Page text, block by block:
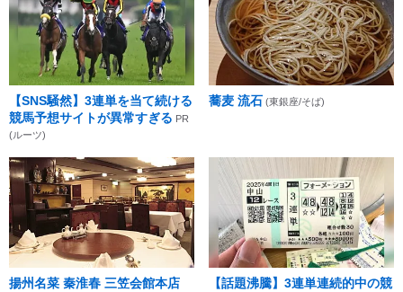
【SNS騒然】3連単を当て続ける
競馬予想サイトが異常すぎる PR
(ルーツ)
蕎麦 流石 (東銀座/そば)
揚州名菜 秦淮春 三笠会館本店
【話題沸騰】3連単連続的中の競